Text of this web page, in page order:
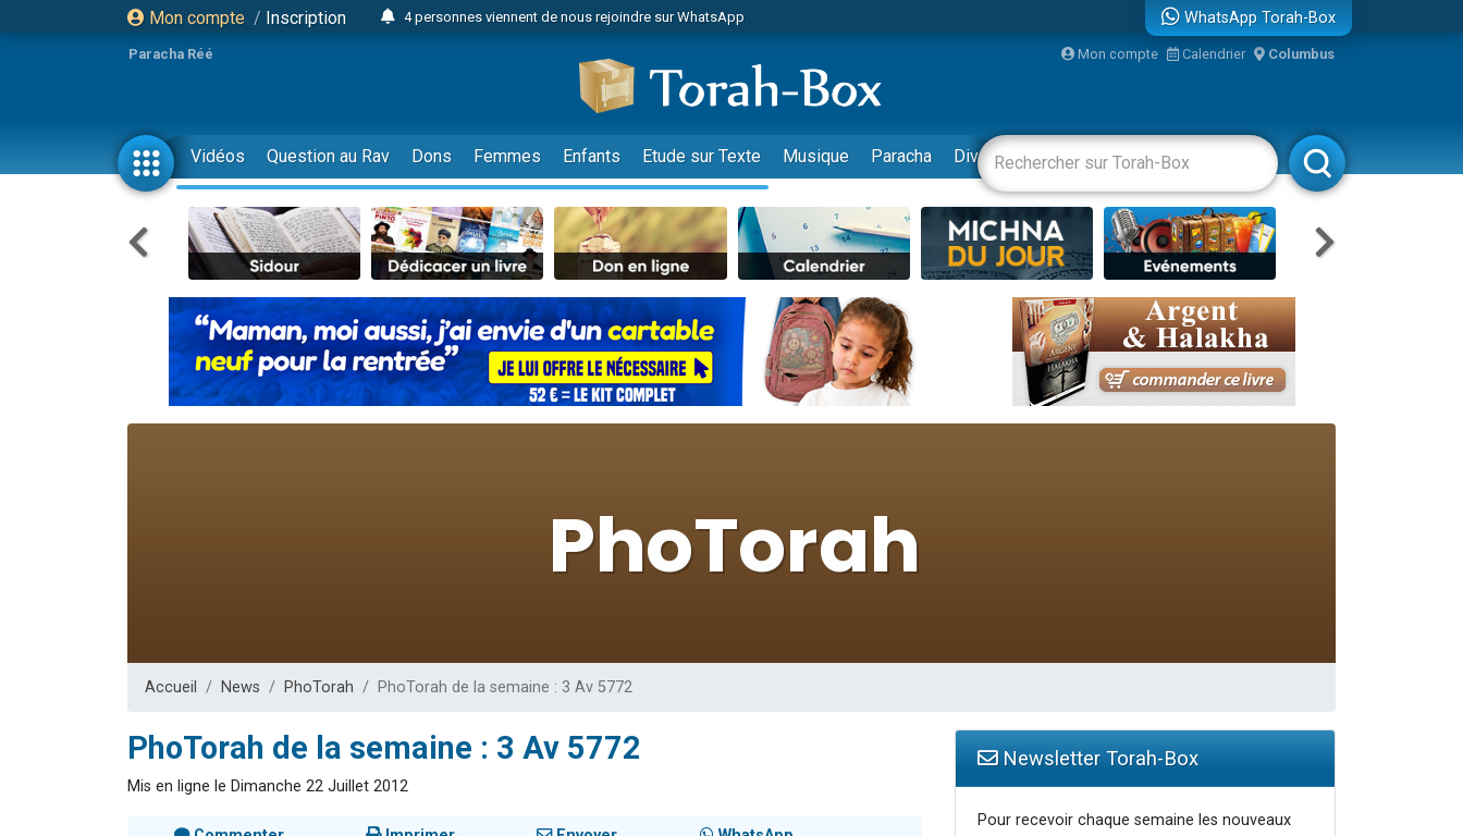
Mon compte / Inscription
4 personnes viennent de nous rejoindre sur WhatsApp
Odaya vient de donner son Maasser
3 personnes viennent de faire un don pour 5 jours de vacances aux Orphelins
3 personnes viennent de faire un don pour Diane, 80 ans, dans un appartement insalubre
13 personnes viennent de demander une bénédiction
2 personnes viennent de nous rejoindre sur WhatsApp
30 personnes viennent de faire un don pour Sauvez la jambe de Yohan
Il reste 49 places pour étudier en groupe sur Zoom
12 nouvelles musiques dans Torah-Box Music
3 personnes viennent de nous rejoindre sur WhatsApp
2 personnes viennent de nous rejoindre sur WhatsApp
3 personnes viennent de nous rejoindre sur WhatsApp
61 personnes viennent de demander une bénédiction
Ariel vient de donner son Maasser
WhatsApp Torah-Box
Paracha Réé Mon compte Calendrier Columbus
Vidéos Question au Rav Dons Femmes Enfants Etude sur Texte Musique Paracha Divertissements Livres Rabbanim
Accueil News PhoTorah PhoTorah de la semaine : 3 Av 5772
PhoTorah de la semaine : 3 Av 5772
Mis en ligne le Dimanche 22 Juillet 2012
Newsletter Torah-Box
Pour recevoir chaque semaine les nouveaux